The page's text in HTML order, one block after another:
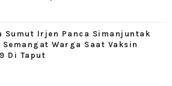
Sumut Irjen Panca Simanjuntak
Semangat Warga Saat Vaksin
Di Taput